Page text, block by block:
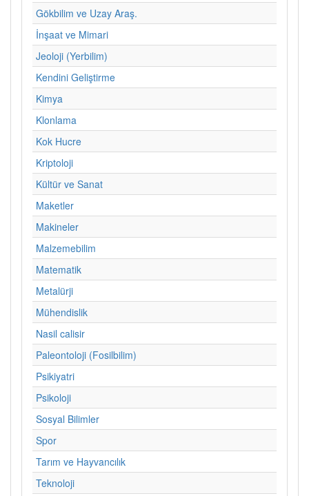
Gökbilim ve Uzay Araş.
İnşaat ve Mimari
Jeoloji (Yerbilim)
Kendini Geliştirme
Kimya
Klonlama
Kok Hucre
Kriptoloji
Kültür ve Sanat
Maketler
Makineler
Malzemebilim
Matematik
Metalürji
Mühendislik
Nasil calisir
Paleontoloji (Fosilbilim)
Psikiyatri
Psikoloji
Sosyal Bilimler
Spor
Tarım ve Hayvancılık
Teknoloji